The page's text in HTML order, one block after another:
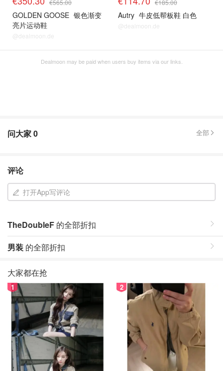
€565.00
GOLDEN GOOSE 银色渐变
亮片运动鞋
@dealmoon.de
€185.00
Autry 牛皮低帮板鞋 白色
@dealmoon.de
Dealmoon may be paid when users buy items via our links.
问大家0 全部
评论
打开App写评论
TheDoubleF 的全部折扣
男装 的全部折扣
大家都在抢
1 2